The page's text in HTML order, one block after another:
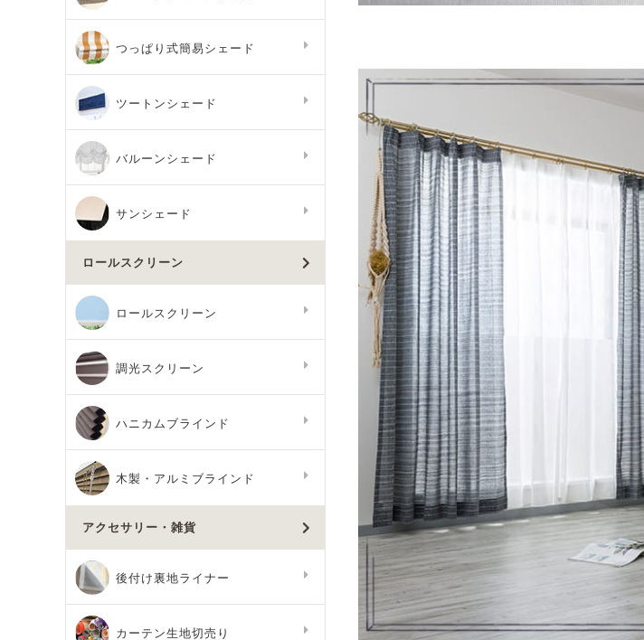
つっぱり式簡易シェード
ツートンシェード
バルーンシェード
サンシェード
ロールスクリーン
ロールスクリーン
調光スクリーン
ハニカムブラインド
木製・アルミブラインド
アクセサリー・雑貨
後付け裏地ライナー
カーテン生地切売り